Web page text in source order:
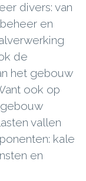
divers: van
en
de
het gebouw
ook op
vallen
kale
en